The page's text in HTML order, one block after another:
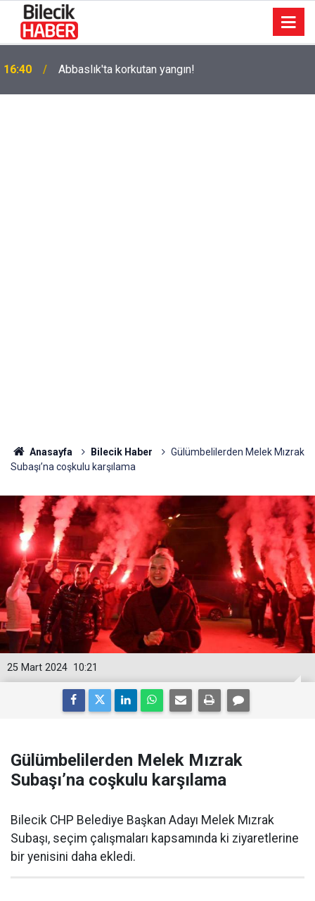
16:40 Abbaslık'ta korkutan yangın!
Anasayfa Bilecik Haber
Gülümbelilerden Melek Mızrak
Subaşı’na coşkulu karşılama
10:21
25 Mart 2024
Gülümbelilerden Melek Mızrak
Subaşı’na coşkulu karşılama
Bilecik CHP Belediye Başkan Adayı Melek Mızrak
Subaşı, seçim çalışmaları kapsamında ki ziyaretlerine
bir yenisini daha ekledi.